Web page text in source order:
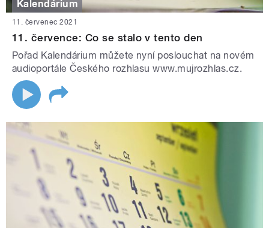
Kalendárium
11. červenec 2021
11. července: Co se stalo v tento den
Pořad Kalendárium můžete nyní poslouchat na novém
audioportále Českého rozhlasu www.mujrozhlas.cz.